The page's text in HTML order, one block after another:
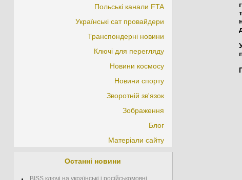
Польські канали FTA
Українські сат провайдери
Транспондерні новини
Ключі для перегляду
Новини космосу
Новини спорту
Зворотній зв'язок
Зображення
Блог
Матеріали сайту
Останні новини
BISS ключі на українські і росїйськомовні